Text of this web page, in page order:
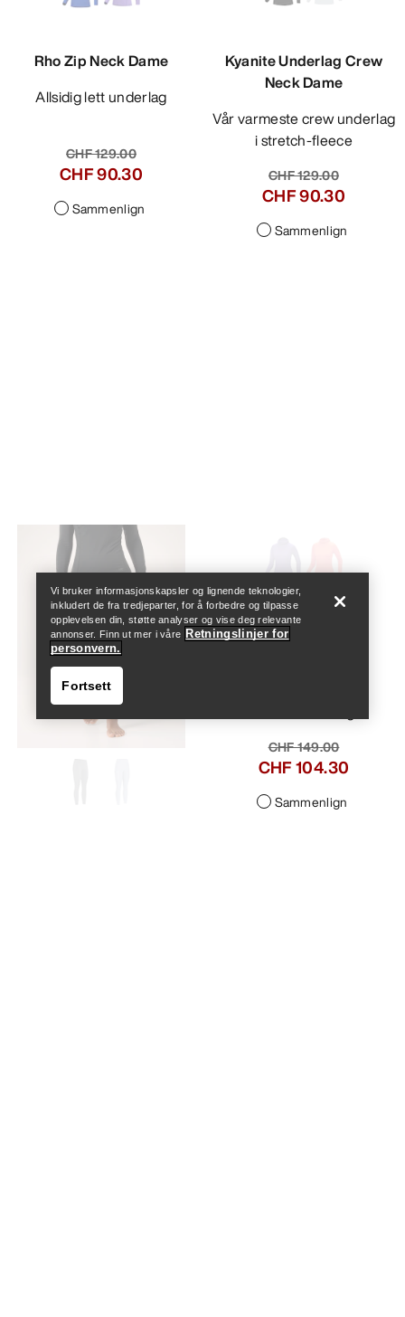
Help
Rho Zip Neck Dame
Allsidig lett underlag
CHF 129.00
CHF 90.30
Sammenlign
Kyanite Underlag Crew
Neck Dame
Vår varmeste crew underlag
i stretch-fleece
CHF 129.00
CHF 90.30
Sammenlign
Satoro Merinoull
CHF 149.00
CHF 104.30
Sammenlign
Vi bruker informasjonskapsler og lignende teknologier,
inkludert de fra tredjeparter, for å forbedre og tilpasse
opplevelsen din, støtte analyser og vise deg relevante
annonser. Finn ut mer i våre Retningslinjer for
personvern.
Fortsett